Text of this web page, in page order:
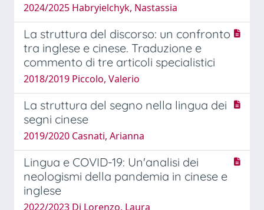
2024/2025 Habryielchyk, Nastassia
La struttura del discorso: un confronto
tra inglese e cinese. Traduzione e
commento di tre articoli specialistici
2018/2019 Piccolo, Valerio
La struttura del segno nella lingua dei
segni cinese
2019/2020 Casnati, Arianna
Lingua e COVID-19: Un'analisi dei
neologismi della pandemia in cinese e
inglese
2022/2023 Di Lorenzo, Laura